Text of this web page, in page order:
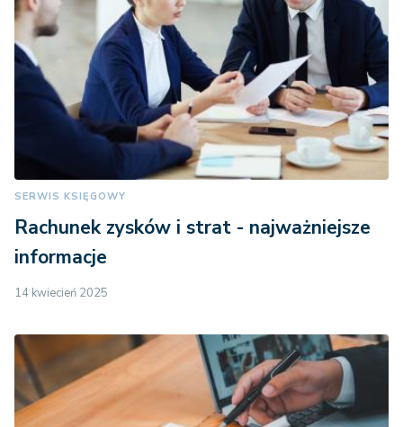
SERWIS KSIĘGOWY
Rachunek zysków i strat - najważniejsze
informacje
14 kwiecień 2025